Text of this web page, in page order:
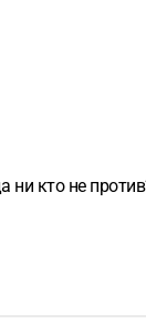
ни кто не